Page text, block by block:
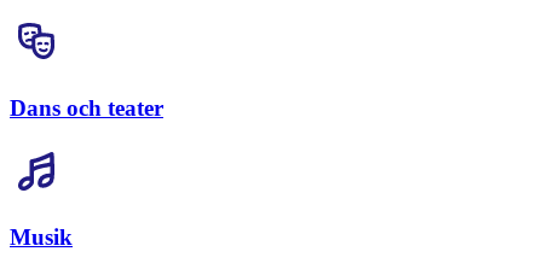
Dans och teater
Musik